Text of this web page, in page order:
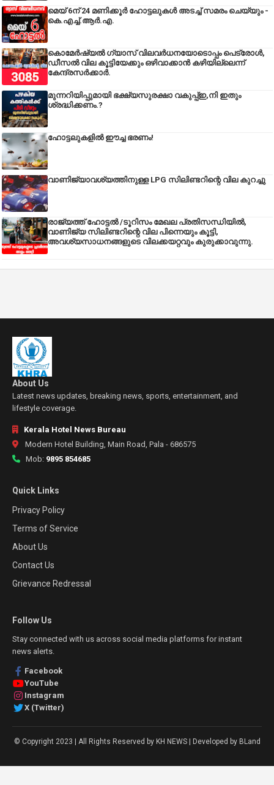
മെയ് 6ന് 24 മണിക്കൂർ ഹോട്ടലുകൾ അടച്ച് സമരം ചെയ്യും -
കെ.എച്ച്.ആർ.എ.
കൊമേർഷ്യൽ ഗ്യാസ് വിലവർധനയോടൊപ്പം പെട്രോൾ,
ഡീസല്‍ വില കൂട്ടിയേക്കും ഒഴിവാക്കാന്‍ കഴിയില്ലെന്ന്
കേന്ദ്രസര്‍ക്കാര്‍.
മുന്നറിയിപ്പുമായി ഭക്ഷ്യസുരക്ഷാ വകുപ്പ്ഇ,നി ഇതും
ശ്രദ്ധിക്കണം.?
ഹോട്ടലുകളിൽ ഈച്ച ഭരണം!
വാണിജ്യാവശ്യത്തിനുള്ള LPG സിലിണ്ടറിന്റെ വില കുറച്ചു
രാജ്യത്ത് ഹോട്ടൽ /ടൂറിസം മേഖല പ്രതിസന്ധിയിൽ,
വാണിജ്യ സിലിണ്ടറിന്റെ വില പിന്നെയും കൂട്ടി,
അവശ്യസാധനങ്ങളുടെ വിലക്കയറ്റവും കുരുക്കാവുന്നു.
About Us
Latest news updates, breaking news, sports, entertainment, and
lifestyle coverage.
Kerala Hotel News Bureau
Modern Hotel Building, Main Road, Pala - 686575
Mob: 9895 854685
Quick Links
Privacy Policy
Terms of Service
About Us
Contact Us
Grievance Redressal
Follow Us
Stay connected with us across social media platforms for instant
news alerts.
Facebook
YouTube
Instagram
X (Twitter)
© Copyright 2023 | All Rights Reserved by KH NEWS | Developed by BLand